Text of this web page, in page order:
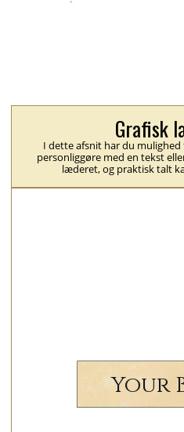
Grafisk
I dette afsnit har du
personliggøre med en tekst
læderet, og praktisk talt